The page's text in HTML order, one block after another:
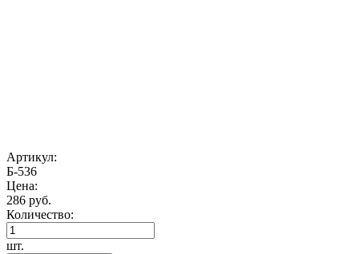
Артикул:
Б-536
Цена:
286 руб.
Количество:
шт.